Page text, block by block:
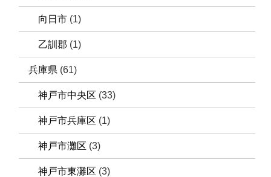
向日市 (1)
乙訓郡 (1)
兵庫県 (61)
神戸市中央区 (33)
神戸市兵庫区 (1)
神戸市灘区 (3)
神戸市東灘区 (3)